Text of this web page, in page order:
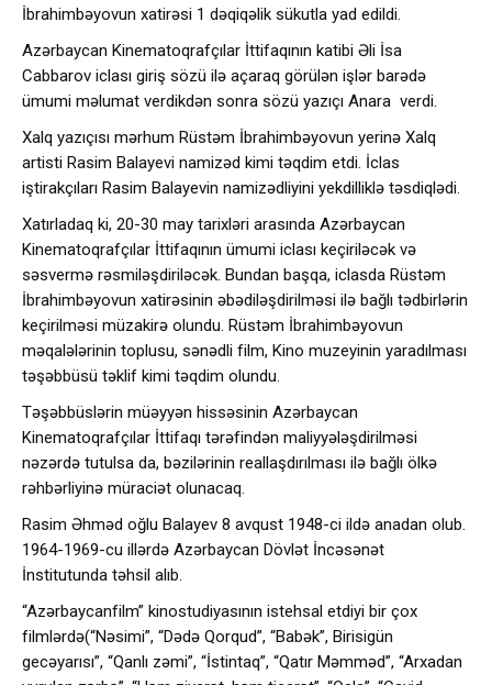
İbrahimbəyovun xatirəsi 1 dəqiqəlik sükutla yad edildi.
Azərbaycan Kinematoqrafçılar İttifaqının katibi Əli İsa
Cabbarov iclası giriş sözü ilə açaraq görülən işlər barədə
ümumi məlumat verdikdən sonra sözü yazıçı Anara verdi.
Xalq yazıçısı mərhum Rüstəm İbrahimbəyovun yerinə Xalq
artisti Rasim Balayevi namizəd kimi təqdim etdi. İclas
iştirakçıları Rasim Balayevin namizədliyini yekdilliklə təsdiqlədi.
Xatırladaq ki, 20-30 may tarixləri arasında Azərbaycan
Kinematoqrafçılar İttifaqının ümumi iclası keçiriləcək və
səsvermə rəsmiləşdiriləcək. Bundan başqa, iclasda Rüstəm
İbrahimbəyovun xatirəsinin əbədiləşdirilməsi ilə bağlı tədbirlərin
keçirilməsi müzakirə olundu. Rüstəm İbrahimbəyovun
məqalələrinin toplusu, sənədli film, Kino muzeyinin yaradılması
təşəbbüsü təklif kimi təqdim olundu.
Təşəbbüslərin müəyyən hissəsinin Azərbaycan
Kinematoqrafçılar İttifaqı tərəfindən maliyyələşdirilməsi
nəzərdə tutulsa da, bəzilərinin reallaşdırılması ilə bağlı ölkə
rəhbərliyinə müraciət olunacaq.
Rasim Əhməd oğlu Balayev 8 avqust 1948-ci ildə anadan olub.
1964-1969-cu illərdə Azərbaycan Dövlət İncəsənət
İnstitutunda təhsil alıb.
“Azərbaycanfilm” kinostudiyasının istehsal etdiyi bir çox
filmlərdə(“Nəsimi”, “Dədə Qorqud”, “Babək”, Birisigün
gecəyarısı”, “Qanlı zəmi”, “İstintaq”, “Qatır Məmməd”, “Arxadan